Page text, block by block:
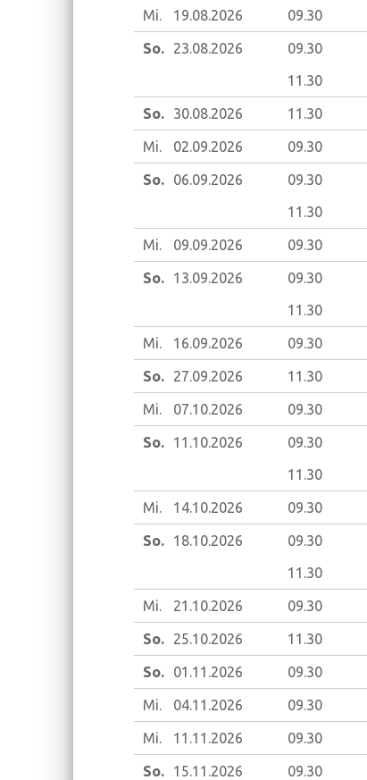
Mi. 19.08.2026 09.30
So. 23.08.2026 09.30
11.30
So. 30.08.2026 11.30
Mi. 02.09.2026 09.30
So. 06.09.2026 09.30
11.30
Mi. 09.09.2026 09.30
So. 13.09.2026 09.30
11.30
Mi. 16.09.2026 09.30
So. 27.09.2026 11.30
Mi. 07.10.2026 09.30
So. 11.10.2026 09.30
11.30
Mi. 14.10.2026 09.30
So. 18.10.2026 09.30
11.30
Mi. 21.10.2026 09.30
So. 25.10.2026 11.30
So. 01.11.2026 09.30
Mi. 04.11.2026 09.30
Mi. 11.11.2026 09.30
So. 15.11.2026 09.30